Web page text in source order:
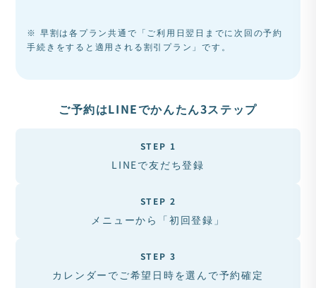
※ 早割は各プラン共通で「ご利用日翌日までに次回の予約
手続きをすると適用される割引プラン」です。
ご予約はLINEでかんたん3ステップ
STEP 1
LINEで友だち登録
STEP 2
メニューから「初回登録」
STEP 3
カレンダーでご希望日時を選んで予約確定